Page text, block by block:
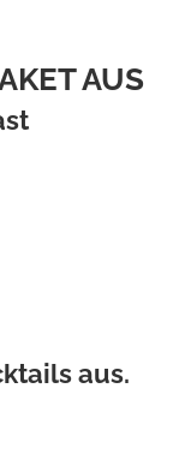
AUS
aus.